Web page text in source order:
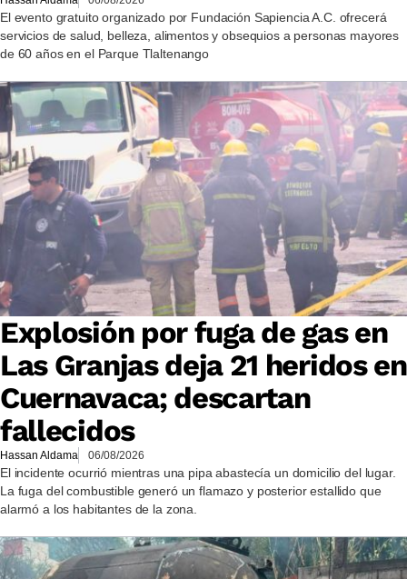
El evento gratuito organizado por Fundación Sapiencia A.C. ofrecerá
servicios de salud, belleza, alimentos y obsequios a personas mayores
de 60 años en el Parque Tlaltenango
Explosión por fuga de gas en
Las Granjas deja 21 heridos en
Cuernavaca; descartan
fallecidos
Hassan Aldama 06/08/2026
El incidente ocurrió mientras una pipa abastecía un domicilio del lugar.
La fuga del combustible generó un flamazo y posterior estallido que
alarmó a los habitantes de la zona.